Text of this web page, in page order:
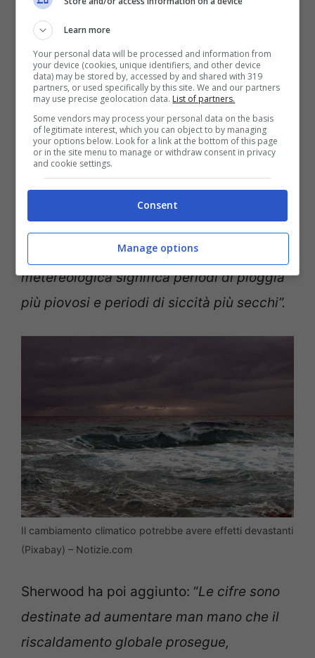
oscillazioni più ampie tra un clima umido e
secco. L’aumento delle temperature a cui
accennavamo, spiegano, fa in modo che
l’atmosfera trattenga più facilmente
l’umidità, causando fluttuazioni più ampie
nelle precipitazioni.Steven Sherwood,
scienziato del Centro di ricerca sui
cambiamenti climatici dell’Università del
Nuovo Galles del Sud esterno alle ricerche,
ha rivelato che: “L’aumento della variabilità
metereologica significa periodi di pioggia
più piovosi e periodi di siccità più secchi”.
Il cambiamento climatico potrebbe avere effetti devastanti
(Pixabay) – Notizie.com
Sherwood ha poi aggiunto: “Le cifre sono
destinate ad aumentare man mano che il
riscaldamento globale prosegue,
Learn more
Your personal data will be processed and information from
your device (cookies, unique identifiers, and other device
data) may be stored by, accessed by and shared with 319
partners, or used specifically by this site. We and our partners
may use precise geolocation data. List of partners.
Some vendors may process your personal data on the basis
of legitimate interest, which you can object to by managing
your options below. Look for a link at the bottom of this page
or in the site menu to manage or withdraw consent in privacy
and cookie settings.
Consent
Manage options